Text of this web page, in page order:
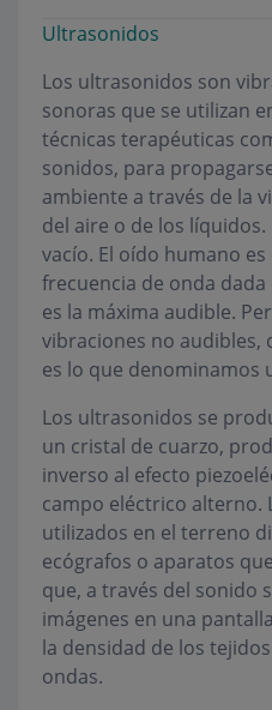
Ultrasonidos
Los ultrasonidos son
sonoras que se utilizan
técnicas terapéuticas
sonidos, para
ambiente a través de la
del aire o de los
vacío. El oído humano
frecuencia de onda dada
es la máxima audible.
vibraciones no audibles,
es lo que denominamos
Los ultrasonidos se
un cristal de cuarzo,
inverso al efecto
campo eléctrico alterno.
utilizados en el terreno
ecógrafos o aparatos
que, a través del sonido
imágenes en una
la densidad de los
ondas.